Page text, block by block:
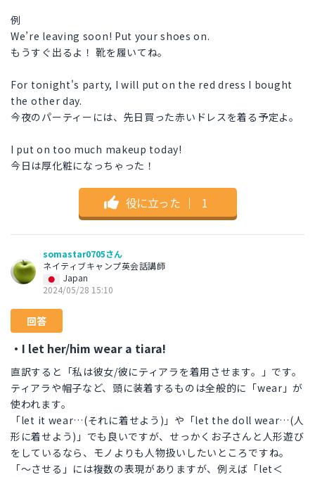
例
We’re leaving soon! Put your shoes on.
もうすぐ出るよ！ 靴を履いてね。
For tonight's party, I will put on the red dress I bought
the other day.
今夜のパーティーには、先日買った赤いドレスを着る予定よ。
I put on too much makeup today!
今日は厚化粧になっちゃった！
役に立った ｜ 1
somastar0705さん
ネイティブキャンプ英会話講師
Japan
2024/05/28 15:10
回答
・I let her/him wear a tiara!
直訳すると「私は彼女/彼にティアラを着用させます。」です。
ティアラや帽子など、頭に装着するものは全般的に「wear」が
使われます。
「let it wear…(それに着せよう)」や「let the doll wear…(人
形に着せよう)」でも良いですが、せっかくお子さんと人形遊び
をしているなら、モノよりも人物扱いしたいところですね。
「～させる」には複数の表現がありますが、例えば「let＜